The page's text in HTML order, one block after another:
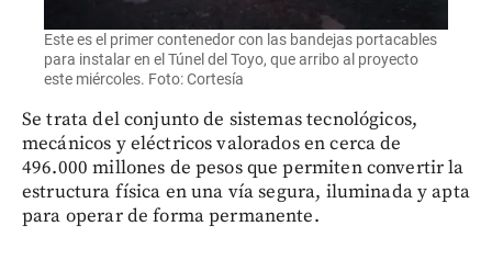
Este es el primer contenedor con las bandejas portacables
para instalar en el Túnel del Toyo, que arribo al proyecto
este miércoles. Foto: Cortesía
Se trata del conjunto de sistemas tecnológicos,
mecánicos y eléctricos valorados en cerca de
496.000 millones de pesos que permiten convertir la
estructura física en una vía segura, iluminada y apta
para operar de forma permanente.